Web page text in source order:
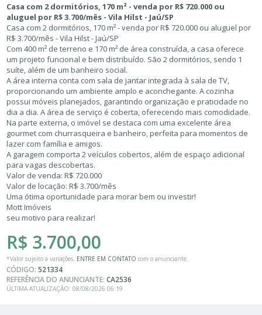
Casa com 2 dormitórios, 170 m² - venda por R$ 720.000 ou
aluguel por R$ 3.700/mês - Vila Hilst - Jaú/SP
Casa com 2 dormitórios, 170 m² - venda por R$ 720.000 ou aluguel por
R$ 3.700/mês - Vila Hilst - Jaú/SP
Com 400 m² de terreno e 170 m² de área construída, a casa oferece
um projeto funcional e bem distribuído. São 2 dormitórios, sendo 1
suíte, além de um banheiro social.
A área interna conta com sala de jantar integrada à sala de TV,
proporcionando um ambiente amplo e aconchegante. A cozinha
possui móveis planejados, garantindo organização e praticidade no
dia a dia. A área de serviço é coberta, oferecendo mais comodidade.
Na parte externa, o imóvel se destaca com uma excelente área
gourmet com churrasqueira e banheiro, perfeita para momentos de
lazer com família e amigos.
A garagem comporta 2 veículos cobertos, além de espaço adicional
para vagas descobertas.
Valor de venda: R$ 720.000
Valor de locação: R$ 3.700/mês
Uma ótima oportunidade para morar bem ou investir!
Mott Imóveis
seu motivo para realizar!
R$ 3.700,00
*Valor sujeito à variações. ENTRE EM CONTATO com o anunciante.
CÓDIGO:521334
REFERÊNCIA DO ANUNCIANTE:CA2536
ÚLTIMA ATUALIZAÇÃO: 08/08/2026 06:19